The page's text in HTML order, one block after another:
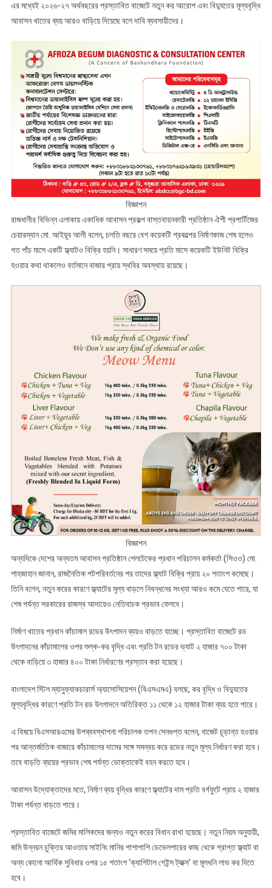
এর মধ্যেই ২০২৬-২৭ অর্থবছরের প্রস্তাবিত বাজেটে নতুন কর আরোপ এবং বিদ্যুতের মূল্যবৃদ্ধি
আবাসন খাতের ব্যয় আরও বাড়িয়ে দিয়েছে বলে দাবি ব্যবসায়ীদের।
বিজ্ঞাপন
রাজধানীর বিভিন্ন এলাকায় একাধিক আবাসন প্রকল্প বাস্তবায়নকারী প্রতিষ্ঠান ঐশী প্রপার্টিজের
চেয়ারম্যান মো. আইয়ূব আলী বলেন, চলতি বছরে বেশ কয়েকটি প্রকল্পের নির্মাণকাজ শেষ হলেও
গত পাঁচ মাসে একটি ফ্ল্যাটও বিক্রি হয়নি। সাধারণ সময়ে প্রতি মাসে কয়েকটি ইউনিট বিক্রি
হওয়ার কথা থাকলেও বর্তমানে বাজার প্রায় স্থবির অবস্থায় রয়েছে।
বিজ্ঞাপন
অন্যদিকে দেশের অন্যতম আবাসন প্রতিষ্ঠান শেলটেকের প্রধান পরিচালন কর্মকর্তা (সিওও) মো.
শাহজাহান জানান, রাজনৈতিক পটপরিবর্তনের পর তাদের ফ্ল্যাট বিক্রি প্রায় ২০ শতাংশ কমেছে।
তিনি বলেন, নতুন করের কারণে ফ্ল্যাটের মূল্য বাড়লে নিবন্ধনের সংখ্যা আরও কমে যেতে পারে, যা
শেষ পর্যন্ত সরকারের রাজস্ব আদায়েও নেতিবাচক প্রভাব ফেলবে।
নির্মাণ খাতের প্রধান কাঁচামাল রডের উৎপাদন ব্যয়ও বাড়তে যাচ্ছে। প্রস্তাবিত বাজেটে রড
উৎপাদনের কাঁচামালের ওপর শুল্ক-কর বৃদ্ধি এবং প্রতি টন রডের ভ্যাট ২ হাজার ৭০০ টাকা
থেকে বাড়িয়ে ৩ হাজার ৪০০ টাকা নির্ধারণের প্রস্তাব করা হয়েছে।
বাংলাদেশ স্টিল ম্যানুফ্যাকচারার্স অ্যাসোসিয়েশন (বিএসএমএ) বলছে, কর বৃদ্ধি ও বিদ্যুতের
মূল্যবৃদ্ধির কারণে প্রতি টন রড উৎপাদনে অতিরিক্ত ১১ থেকে ১২ হাজার টাকা ব্যয় হতে পারে।
এ বিষয়ে বিএসআরএমের উপব্যবস্থাপনা পরিচালক তপন সেনগুপ্ত বলেন, বাজেট চূড়ান্ত হওয়ার
পর আন্তর্জাতিক বাজারে কাঁচামালের দামের সঙ্গে সমন্বয় করে রডের নতুন মূল্য নির্ধারণ করা হবে।
তবে বাড়তি ব্যয়ের প্রভাব শেষ পর্যন্ত ভোক্তাকেই বহন করতে হবে।
আবাসন উদ্যোক্তাদের মতে, নির্মাণ ব্যয় বৃদ্ধির কারণে ফ্ল্যাটের দাম প্রতি বর্গফুটে প্রায় ২ হাজার
টাকা পর্যন্ত বাড়তে পারে।
প্রস্তাবিত বাজেটে জমির মালিকদের জন্যও নতুন করের বিধান রাখা হয়েছে। নতুন নিয়ম অনুযায়ী,
জমি উন্নয়ন চুক্তির আওতায় সাইনিং মানির পাশাপাশি ডেভেলপারের কাছ থেকে প্রাপ্ত ফ্ল্যাট বা
অন্য কোনো আর্থিক সুবিধার ওপর ১৫ শতাংশ ‘ক্যাপিটাল গেইন্স ট্যাক্স’ বা মূলধনি লাভ কর দিতে
হবে।